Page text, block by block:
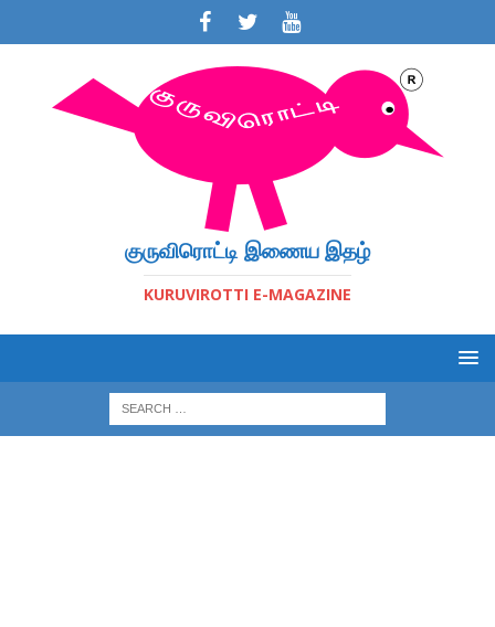
குருவிரொட்டி இணைய இதழ்
KURUVIROTTI E-MAGAZINE